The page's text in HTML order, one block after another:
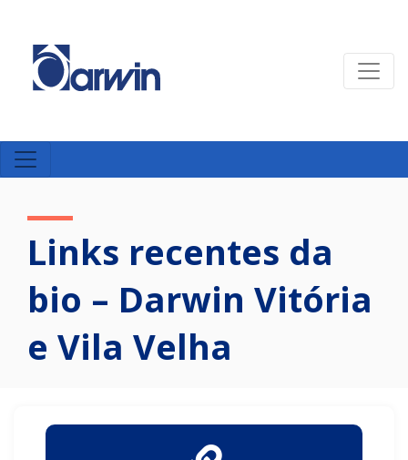
Links recentes da
bio – Darwin Vitória
e Vila Velha